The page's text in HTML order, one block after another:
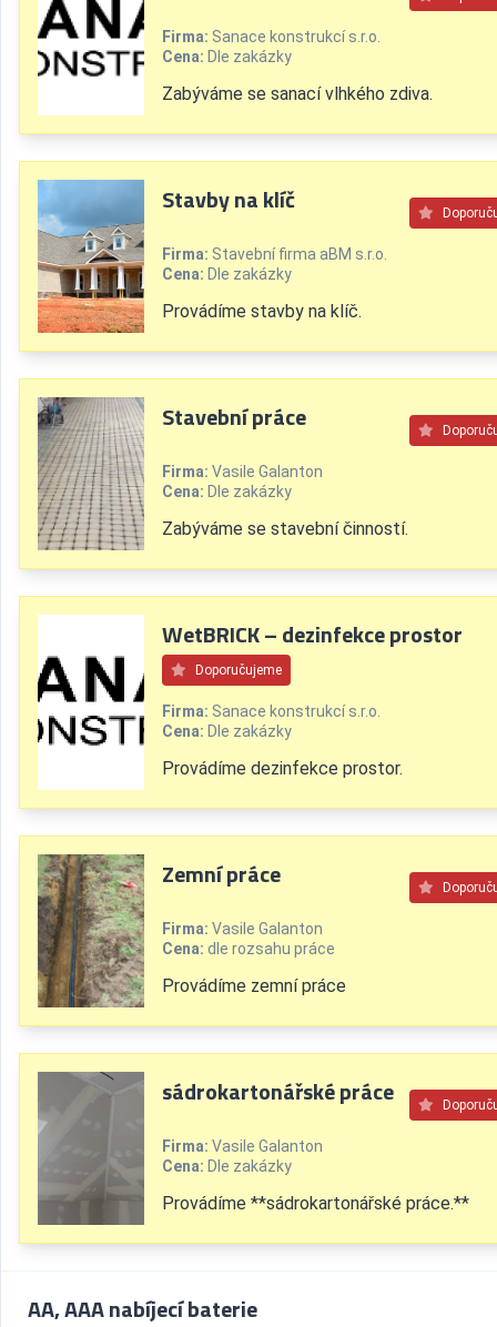
Firma: Sanace konstrukcí s.r.o.
Cena: Dle zakázky
Zabýváme se sanací vlhkého zdiva.
Stavby na klíč
Firma: Stavební firma aBM s.r.o.
Cena: Dle zakázky
Provádíme stavby na klíč.
Stavební práce
Firma: Vasile Galanton
Cena: Dle zakázky
Zabýváme se stavební činností.
WetBRICK – dezinfekce prostor
Doporučujeme
Firma: Sanace konstrukcí s.r.o.
Cena: Dle zakázky
Provádíme dezinfekce prostor.
Zemní práce
Firma: Vasile Galanton
Cena: dle rozsahu práce
Provádíme zemní práce
sádrokartonářské práce
Firma: Vasile Galanton
Cena: Dle zakázky
Provádíme **sádrokartonářské práce.**
AA, AAA nabíjecí baterie